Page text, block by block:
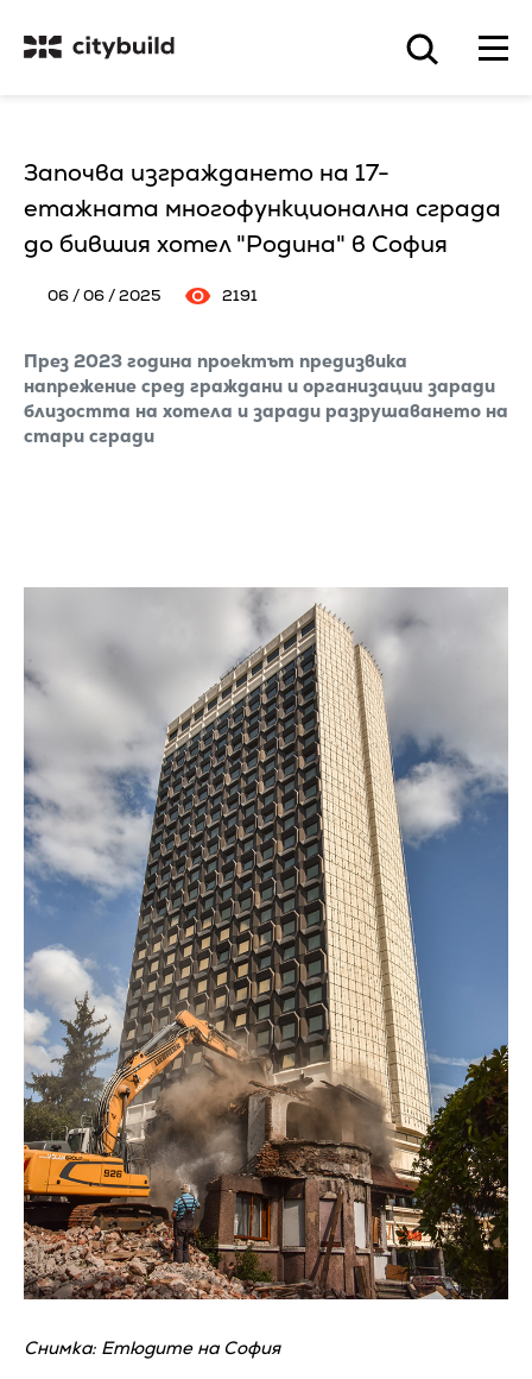
Започва изграждането на 17-
етажната многофункционална сграда
до бившия хотел "Родина" в София
06 / 06 / 2025 2191
През 2023 година проектът предизвика
напрежение сред граждани и организации заради
близостта на хотела и заради разрушаването на
стари сгради
Снимка: Етюдите на София